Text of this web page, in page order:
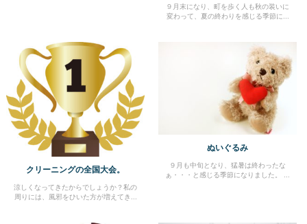
９月末になり、町を歩く人も秋の装いに
変わって、夏の終わりを感じる季節に...
クリーニングの全国大会。
涼しくなってきたからでしょうか？私の
周りには、風邪をひいた方が増えてき...
ぬいぐるみ
９月も中旬となり、猛暑は終わったな
ぁ・・・と感じる季節になりました。 ...